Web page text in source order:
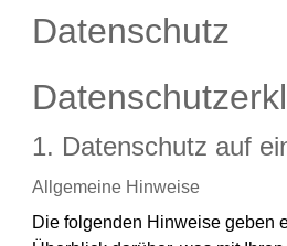
Datenschutz
1. Datenschutz auf
Allgemeine Hinweise
Die folgenden Hinweise geben